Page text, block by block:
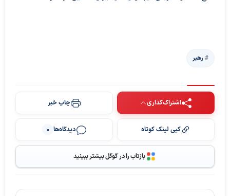
رهبر
اشتراک‌گذاری چاپ خبر
کپی لینک کوتاه دیدگاه‌ها 0
بازتاب را در گوگل بیشتر ببینید